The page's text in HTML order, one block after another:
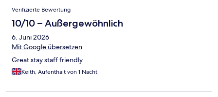
Verifizierte Bewertung
10/10 – Außergewöhnlich
6. Juni 2026
Mit Google übersetzen
Great stay staff friendly
Keith, Aufenthalt von 1 Nacht